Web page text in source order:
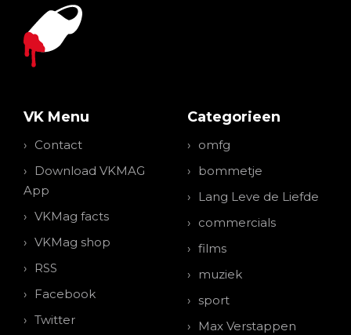
VK Menu
Contact
Download VKMAG
App
VKMag facts
VKMag shop
RSS
Facebook
Twitter
Categorieen
omfg
bommetje
Lang Leve de Liefde
commercials
films
muziek
sport
Max Verstappen